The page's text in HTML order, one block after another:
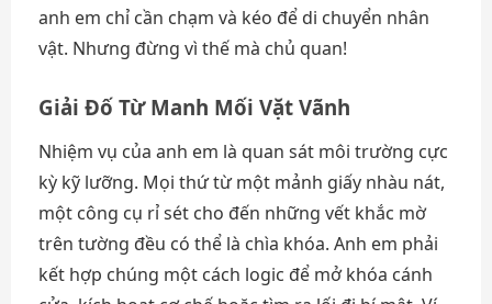
anh em chỉ cần chạm và kéo để di chuyển nhân
vật. Nhưng đừng vì thế mà chủ quan!
Giải Đố Từ Manh Mối Vặt Vãnh
Nhiệm vụ của anh em là quan sát môi trường cực
kỳ kỹ lưỡng. Mọi thứ từ một mảnh giấy nhàu nát,
một công cụ rỉ sét cho đến những vết khắc mờ
trên tường đều có thể là chìa khóa. Anh em phải
kết hợp chúng một cách logic để mở khóa cánh